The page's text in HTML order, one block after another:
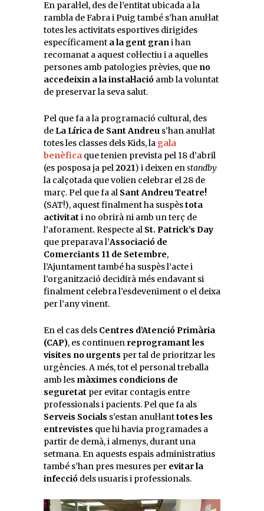
En paral·lel, des de l’entitat ubicada a la
rambla de Fabra i Puig també s’han anul·lat
totes les activitats esportives dirigides
específicament a la gent gran i han
recomanat a aquest col·lectiu i a aquelles
persones amb patologies prèvies, que no
accedeixin a la instal·lació amb la voluntat
de preservar la seva salut.
Pel que fa a la programació cultural, des
de La Lírica de Sant Andreu s’han anul·lat
totes les classes dels Kids, la gala
benèfica que tenien prevista pel 18 d’abril
(es posposa ja pel 2021) i deixen en standby
la calçotada que volien celebrar el 28 de
març. Pel que fa al Sant Andreu Teatre!
(SAT!), aquest finalment ha suspèstota
activitat i no obrirà ni amb un terç de
l’aforament. Respecte al St. Patrick’s Day
que preparava l’Associació de
Comerciants 11 de Setembre,
l’Ajuntament també ha suspès l’acte i
l’organització decidirà més endavant si
finalment celebra l’esdeveniment o el deixa
per l’any vinent.
En el cas dels Centres d’Atenció Primària
(CAP), es continuen reprogramant les
visites no urgents per tal de prioritzar les
urgències. A més, tot el personal treballa
amb les màximes condicions de
seguretat per evitar contagis entre
professionals i pacients. Pel que fa als
Serveis Socials s’estan anul·lanttotes les
entrevistes que hi havia programades a
partir de demà, i almenys, durant una
setmana. En aquests espais administratius
també s’han pres mesures per evitar la
infecció dels usuaris i professionals.